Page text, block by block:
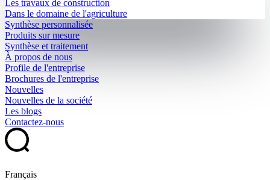
Les travaux de construction
Dans le domaine de l'agriculture
Synthèse personnalisée
Produits sur mesure
Synthèse et traitement
À propos de nous
Profile de l'entreprise
Brochures de l'entreprise
Nouvelles
Nouvelles de la société
Les blogs
Contactez-nous
Français